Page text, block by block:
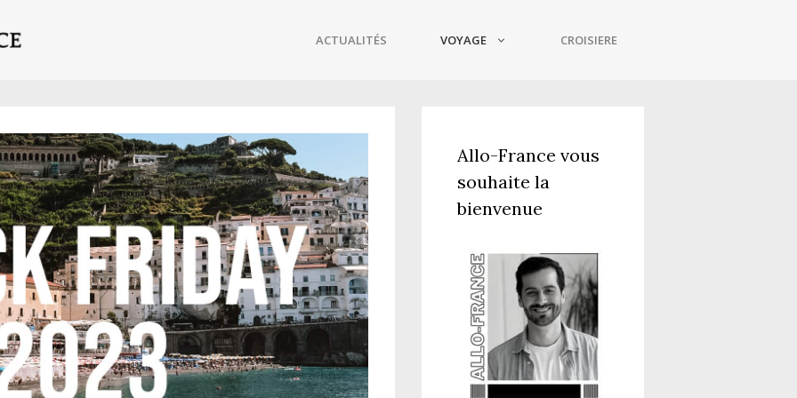
ACTUALITÉS VOYAGE CROISIERE
Allo-France vous
souhaite la
bienvenue